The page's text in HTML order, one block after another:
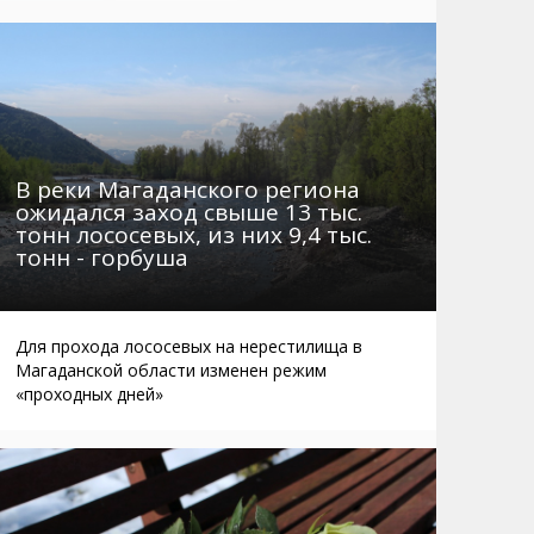
Автобусы Магадан – Аэропорт
Таблица приливов отливов
Не мусорить
Браконьеры
В реки Магаданского региона
ожидался заход свыше 13 тыс.
тонн лососевых, из них 9,4 тыс.
тонн - горбуша
Для прохода лососевых на нерестилища в
Магаданской области изменен режим
«проходных дней»